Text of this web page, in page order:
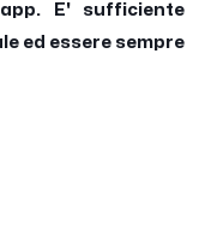
E' sufficiente
ed essere sempre